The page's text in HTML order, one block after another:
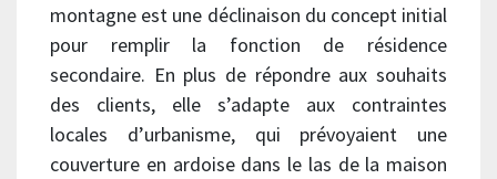
montagne est une déclinaison du concept initial
pour remplir la fonction de résidence
secondaire. En plus de répondre aux souhaits
des clients, elle s’adapte aux contraintes
locales d’urbanisme, qui prévoyaient une
couverture en ardoise dans le las de la maison